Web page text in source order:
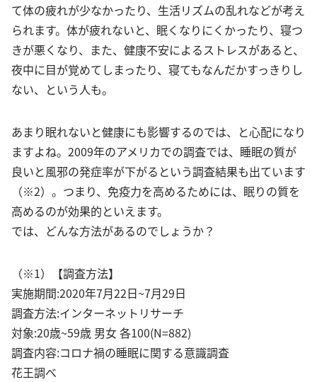
て体の疲れが少なかったり、生活リズムの乱れなどが考え
られます。体が疲れないと、眠くなりにくかったり、寝つ
きが悪くなり、また、健康不安によるストレスがあると、
夜中に目が覚めてしまったり、寝てもなんだかすっきりし
ない、という人も。
あまり眠れないと健康にも影響するのでは、と心配になり
ますよね。2009年のアメリカでの調査では、睡眠の質が
良いと風邪の発症率が下がるという調査結果も出ています
（※2）。つまり、免疫力を高めるためには、眠りの質を
高めるのが効果的といえます。
では、どんな方法があるのでしょうか？
（※1）【調査方法】
実施期間:2020年7月22日~7月29日
調査方法:インターネットリサーチ
対象:20歳~59歳 男女 各100(N=882)
調査内容:コロナ禍の睡眠に関する意識調査
花王調べ